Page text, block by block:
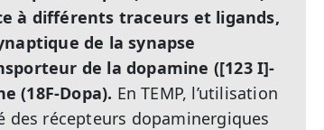
à différents traceurs et ligands,
de la synapse
de la dopamine ([123 I]-
(18F-Dopa). En TEMP, l’utilisation
des récepteurs dopaminergiques